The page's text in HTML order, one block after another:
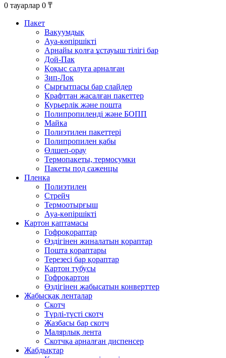
0 тауарлар 0 ₸
Пакет
Вакуумдық
Ауа-көпіршікті
Арнайы қолға ұстауыш тілігі бар
Дой-Пак
Қоқыс салуға арналған
Зип-Лок
Сырғытпасы бар слайдер
Крафттан жасалған пакеттер
Курьерлік және пошта
Полипропиленді және БОПП
Майка
Полиэтилен пакеттері
Полипропилен қабы
Өлшеп-орау
Термопакеты, термосумки
Пакеты под саженцы
Пленка
Полиэтилен
Стрейч
Термоотырғыш
Ауа-көпіршікті
Картон қаптамасы
Гофроқораптар
Өздігінен жиналатын қораптар
Пошта қораптары
Терезесі бар қораптар
Картон тубусы
Гофрокартон
Өздігінен жабысатын конверттер
Жабысқақ ленталар
Скотч
Түрлі-түсті скотч
Жазбасы бар скотч
Малярлық лента
Скотчқа арналған диспенсер
Жабдықтар